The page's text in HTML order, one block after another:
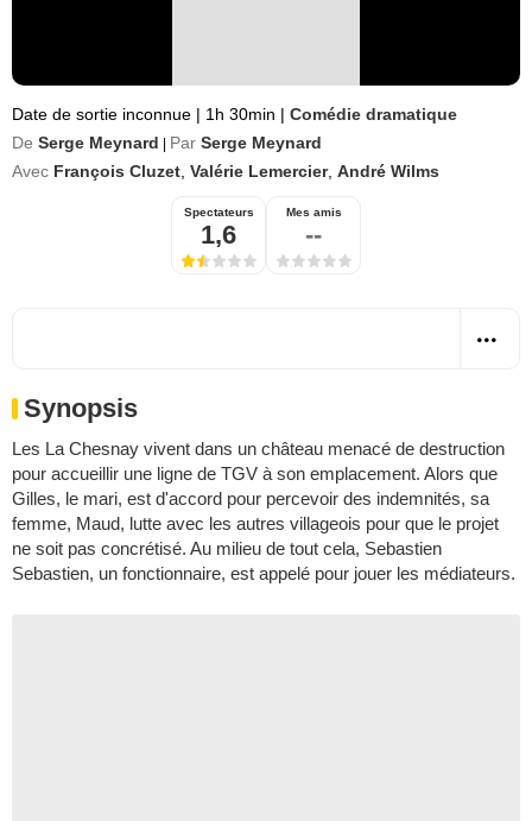
Date de sortie inconnue | 1h 30min | Comédie dramatique
De Serge Meynard Par Serge Meynard
Avec François Cluzet Valérie Lemercier, André Wilms
Spectateurs
1,6
Mes amis
--
Synopsis
Les La Chesnay vivent dans un château menacé de destruction
pour accueillir une ligne de TGV à son emplacement. Alors que
Gilles, le mari, est d'accord pour percevoir des indemnités, sa
femme, Maud, lutte avec les autres villageois pour que le projet
ne soit pas concrétisé. Au milieu de tout cela, Sebastien
Sebastien, un fonctionnaire, est appelé pour jouer les médiateurs.